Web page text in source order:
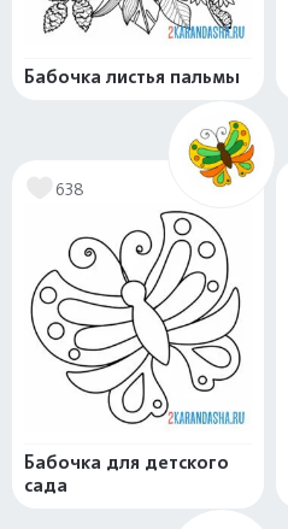
Бабочка листья пальмы
638
Бабочка для детского
сада